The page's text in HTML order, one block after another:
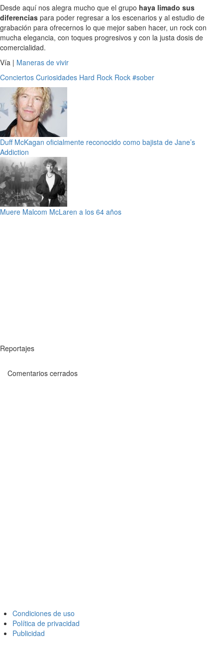
Desde aquí nos alegra mucho que el grupo haya limado sus
diferencias para poder regresar a los escenarios y al estudio de
grabación para ofrecernos lo que mejor saben hacer, un rock con
mucha elegancia, con toques progresivos y con la justa dosis de
comercialidad.
Vía | Maneras de vivir
Conciertos Curiosidades Hard Rock Rock #sober
Duff McKagan oficialmente reconocido como bajista de Jane’s
Addiction
Muere Malcom McLaren a los 64 años
Reportajes
Comentarios cerrados
Condiciones de uso
Política de privacidad
Publicidad